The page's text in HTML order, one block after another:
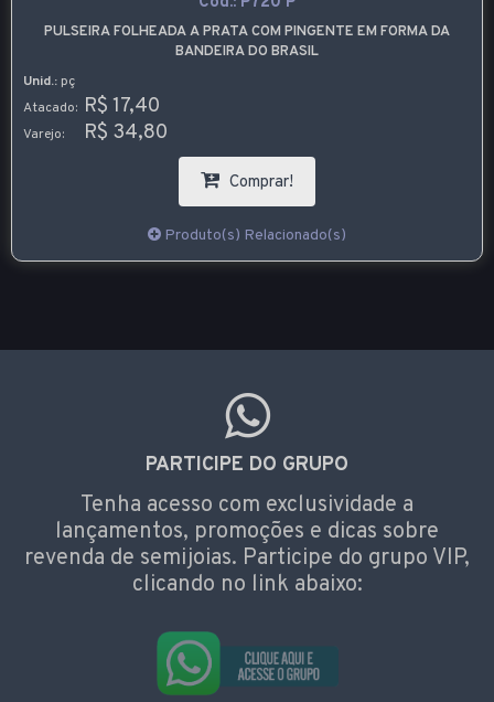
PULSEIRA FOLHEADA A PRATA COM PINGENTE EM FORMA DA
BANDEIRA DO BRASIL
Unid.: pç
Atacado: R$ 17,40
Varejo: R$ 34,80
Comprar!
Produto(s) Relacionado(s)
PARTICIPE DO GRUPO
Tenha acesso com exclusividade a
lançamentos, promoções e dicas sobre
revenda de semijoias. Participe do grupo VIP,
clicando no link abaixo: